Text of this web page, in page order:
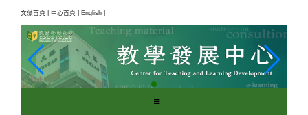
文藻首頁 | 中心首頁 | English |